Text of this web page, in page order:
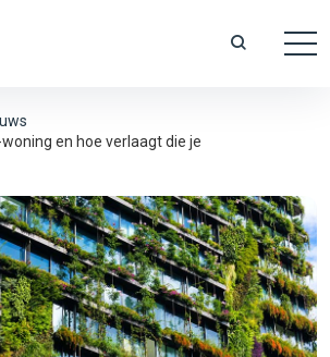
woning en hoe verlaagt die je